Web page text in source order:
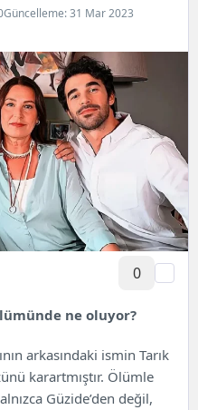
Güncelleme: 31 Mar 2023
0
ne oluyor?
arkasındaki ismin Tarık
karartmıştır. Ölümle
Güzide’den değil,